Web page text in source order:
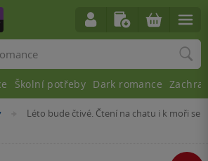
»
Léto bude čtivé. Čtení na chatu i k moři se
Školní potřeby Dark romance